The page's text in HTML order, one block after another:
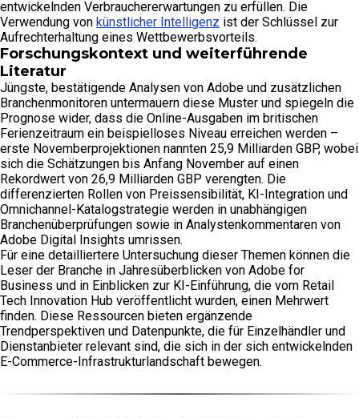
entwickelnden Verbrauchererwartungen zu erfüllen. Die
Verwendung von künstlicher Intelligenz ist der Schlüssel zur
Aufrechterhaltung eines Wettbewerbsvorteils.
Forschungskontext und weiterführende
Literatur
Jüngste, bestätigende Analysen von Adobe und zusätzlichen
Branchenmonitoren untermauern diese Muster und spiegeln die
Prognose wider, dass die Online-Ausgaben im britischen
Ferienzeitraum ein beispielloses Niveau erreichen werden –
erste Novemberprojektionen nannten 25,9 Milliarden GBP, wobei
sich die Schätzungen bis Anfang November auf einen
Rekordwert von 26,9 Milliarden GBP verengten. Die
differenzierten Rollen von Preissensibilität, KI-Integration und
Omnichannel-Katalogstrategie werden in unabhängigen
Branchenüberprüfungen sowie in Analystenkommentaren von
Adobe Digital Insights umrissen.
Für eine detailliertere Untersuchung dieser Themen können die
Leser der Branche in Jahresüberblicken von Adobe for
Business und in Einblicken zur KI-Einführung, die vom Retail
Tech Innovation Hub veröffentlicht wurden, einen Mehrwert
finden. Diese Ressourcen bieten ergänzende
Trendperspektiven und Datenpunkte, die für Einzelhändler und
Dienstanbieter relevant sind, die sich in der sich entwickelnden
E-Commerce-Infrastrukturlandschaft bewegen.